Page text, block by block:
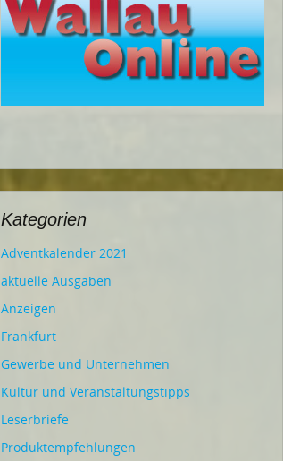
Kategorien
Adventkalender 2021
aktuelle Ausgaben
Anzeigen
Frankfurt
Gewerbe und Unternehmen
Kultur und Veranstaltungstipps
Leserbriefe
Produktempfehlungen